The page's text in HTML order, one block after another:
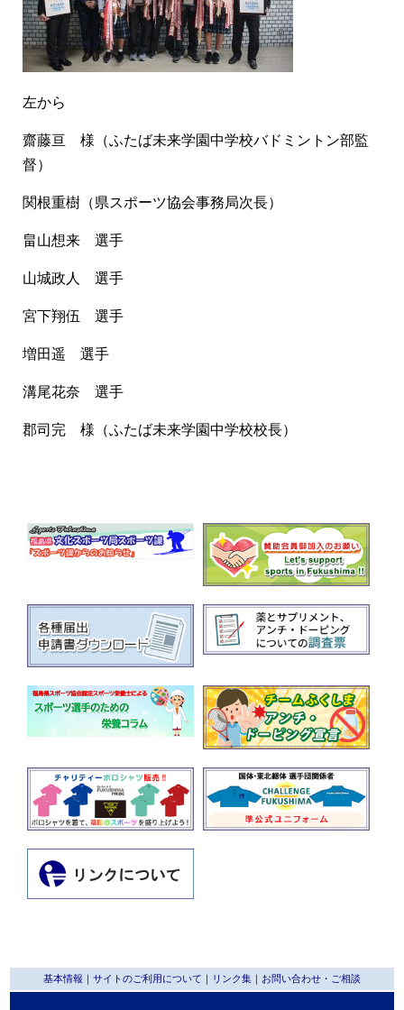
左から
齋藤亘 様（ふたば未来学園中学校バドミントン部監
督）
関根重樹（県スポーツ協会事務局次長）
畠山想来 選手
山城政人 選手
宮下翔伍 選手
増田遥 選手
溝尾花奈 選手
郡司完 様（ふたば未来学園中学校校長）
基本情報 サイトのご利用について リンク集 お問い合わせ・ご相談